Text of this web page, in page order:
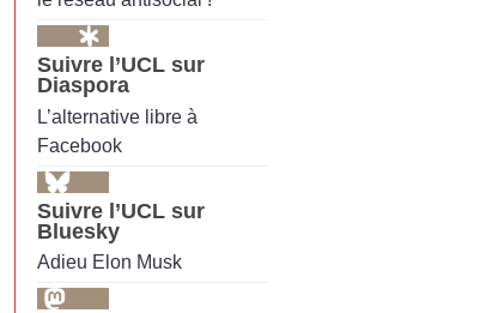
Suivre l’UCL sur
Diaspora
L’alternative libre à
Facebook
Suivre l’UCL sur
Bluesky
Adieu Elon Musk